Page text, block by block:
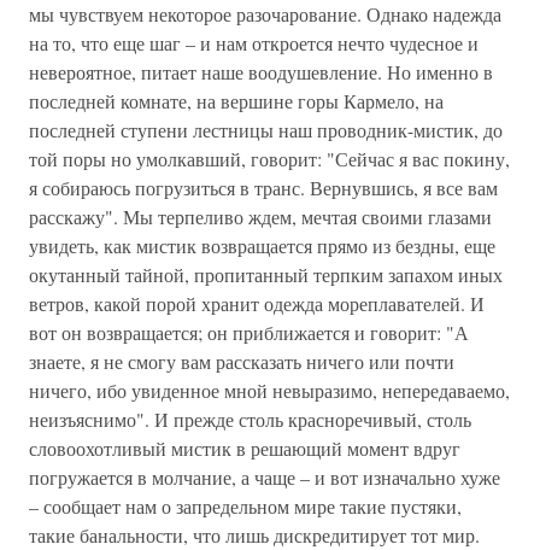
мы чувствуем некоторое разочарование. Однако надежда
на то, что еще шаг – и нам откроется нечто чудесное и
невероятное, питает наше воодушевление. Но именно в
последней комнате, на вершине горы Кармело, на
последней ступени лестницы наш проводник-мистик, до
той поры но умолкавший, говорит: "Сейчас я вас покину,
я собираюсь погрузиться в транс. Вернувшись, я все вам
расскажу". Мы терпеливо ждем, мечтая своими глазами
увидеть, как мистик возвращается прямо из бездны, еще
окутанный тайной, пропитанный терпким запахом иных
ветров, какой порой хранит одежда мореплавателей. И
вот он возвращается; он приближается и говорит: "А
знаете, я не смогу вам рассказать ничего или почти
ничего, ибо увиденное мной невыразимо, непередаваемо,
неизъяснимо". И прежде столь красноречивый, столь
словоохотливый мистик в решающий момент вдруг
погружается в молчание, а чаще – и вот изначально хуже
– сообщает нам о запредельном мире такие пустяки,
такие банальности, что лишь дискредитирует тот мир.